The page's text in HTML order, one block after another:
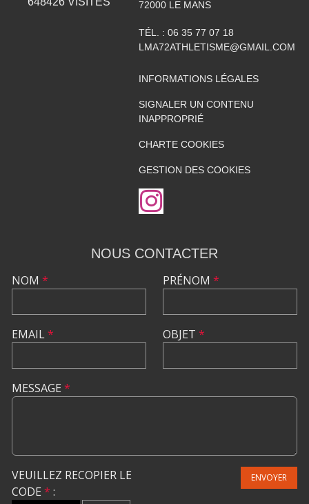
72000 LE MANS
TÉL. : 06 35 77 07 18
LMA72ATHLETISME@GMAIL.COM
INFORMATIONS LÉGALES
SIGNALER UN CONTENU
INAPPROPRIÉ
CHARTE COOKIES
GESTION DES COOKIES
NOUS CONTACTER
NOM *
EMAIL*
PRÉNOM *
OBJET *
MESSAGE *
VEUILLEZ RECOPIER LE
CODE * :
ENVOYER